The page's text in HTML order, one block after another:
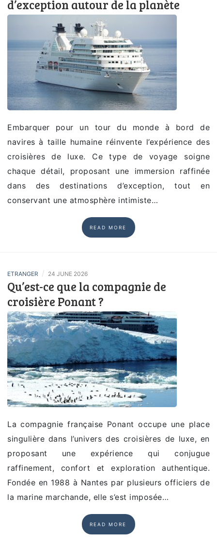
d’exception autour de la planète
Embarquer pour un tour du monde à bord de
navires à taille humaine réinvente l’expérience des
croisières de luxe. Ce type de voyage soigne
chaque détail, proposant une immersion raffinée
dans des destinations d’exception, tout en
conservant une atmosphère intimiste…
READ MORE
ETRANGER / 24 JUNE 2026
Qu’est-ce que la compagnie de
croisière Ponant ?
La compagnie française Ponant occupe une place
singulière dans l’univers des croisières de luxe, en
proposant une expérience qui conjugue
raffinement, confort et exploration authentique.
Fondée en 1988 à Nantes par plusieurs officiers de
la marine marchande, elle s’est imposée…
READ MORE